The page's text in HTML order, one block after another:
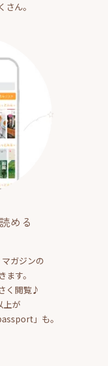
ん。
める
ガジンの
す。
く閲覧♪
上が
」も。